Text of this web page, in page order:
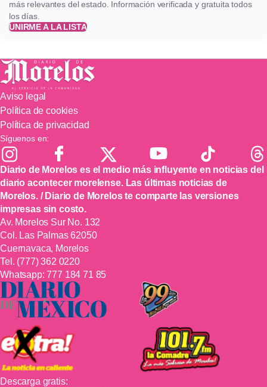
más relevantes del estado. Información verificada y gratuita todos
los días.
UNIRME A LA LISTA
Aviso legal
Política de cookies
Política de privacidad
Síguenos en:
Diario de Morelos es el medio más influyente en noticias del
diario acontecer morelense. Las últimas noticias de
Morelos. / Diario de Morelos te comparte las versiones
impresas sin costo.
Av. Morelos Sur No. 132
Col. Las Palmas 62050
Cuernavaca, Morelos
Tel. (777) 362 0220
Whatsapp:777 184 71 85
Descarga gratis: